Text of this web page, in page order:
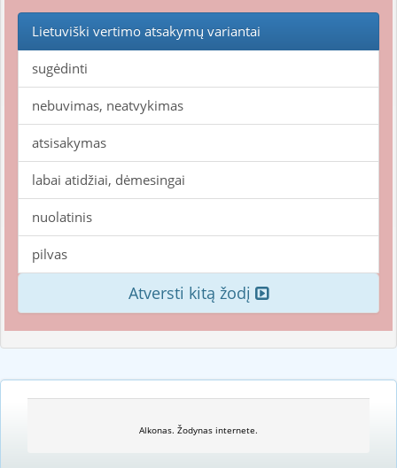
Lietuviški vertimo atsakymų variantai
sugėdinti
nebuvimas, neatvykimas
atsisakymas
labai atidžiai, dėmesingai
nuolatinis
pilvas
Atversti kitą žodį
Alkonas. Žodynas internete.